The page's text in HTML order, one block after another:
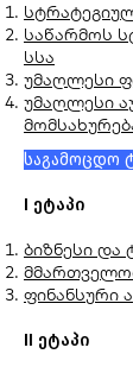
საწარმოს
სსა
უმაღლესი
უმაღლესი
საგამოცდო
I ეტაპი
ბიზნესი და
ფინანსური
II ეტაპი